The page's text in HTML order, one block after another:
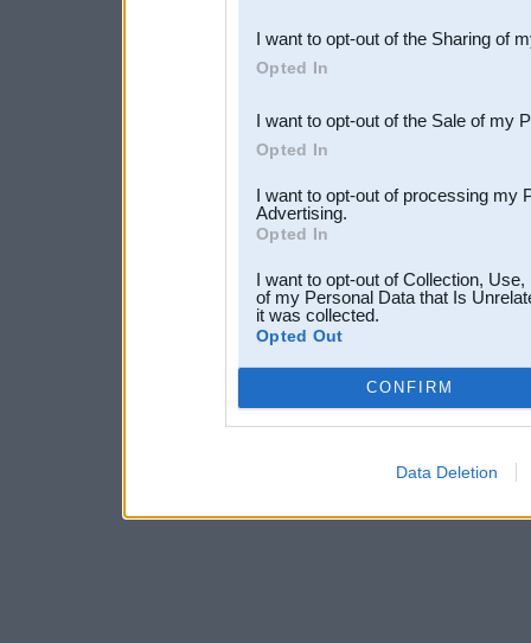
Downstream Participants
third parties.
I want to opt-out of the Sharing of
Opted In
I want to opt-out of the Sale of my
Opted In
I want to opt-out of processing my
Advertising.
Opted In
I want to opt-out of Collection,
of my Personal Data that Is
it was collected.
Opted Out
CONFIRM
Data Deletion